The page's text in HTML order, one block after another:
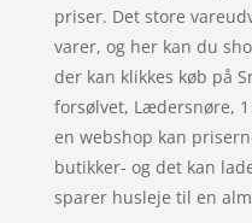
priser. Det store
varer, og her kan du
der kan klikkes køb på
forsølvet, Lædersnøre,
en webshop kan
butikker- og det kan
sparer husleje til en